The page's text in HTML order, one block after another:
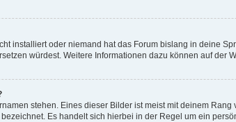
installiert oder niemand hat das Forum bislang in deine
würdest. Weitere Informationen dazu können auf
stehen. Eines dieser Bilder ist meist mit deinem
Es handelt sich hierbei in der Regel um ein